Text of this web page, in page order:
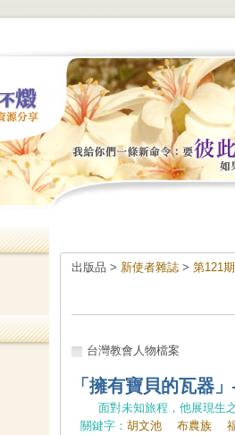
出版品 > 新使者雜誌 > 第121
台灣教會人物檔案
「擁有寶貝的瓦器
面對未知旅程，他展現生
關鍵字： 胡文池 布農族